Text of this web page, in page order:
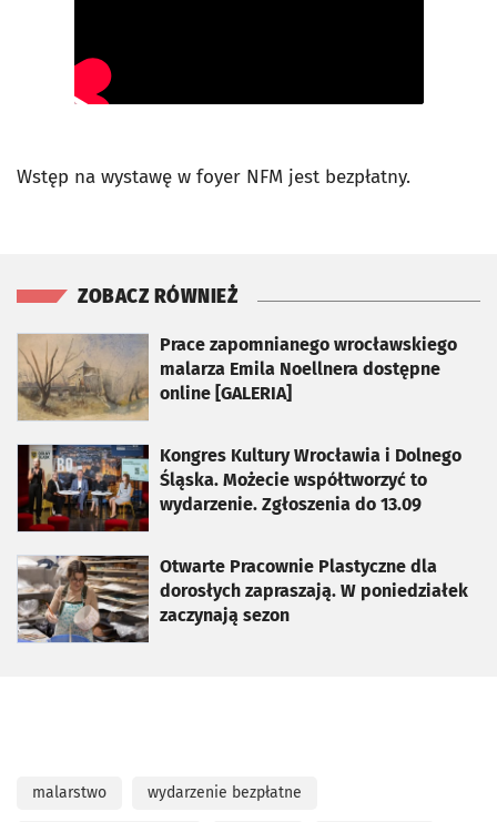
Wstęp na wystawę w foyer NFM jest bezpłatny.
ZOBACZ RÓWNIEŻ
Prace zapomnianego wrocławskiego
malarza Emila Noellnera dostępne
online [GALERIA]
otworzy się w nowej karcie
Kongres Kultury Wrocławia i Dolnego
Śląska. Możecie współtworzyć to
wydarzenie. Zgłoszenia do 13.09
otworzy się w nowej karcie
Otwarte Pracownie Plastyczne dla
dorosłych zapraszają. W poniedziałek
zaczynają sezon
otworzy się w nowej karcie
malarstwo wydarzenie bezpłatne